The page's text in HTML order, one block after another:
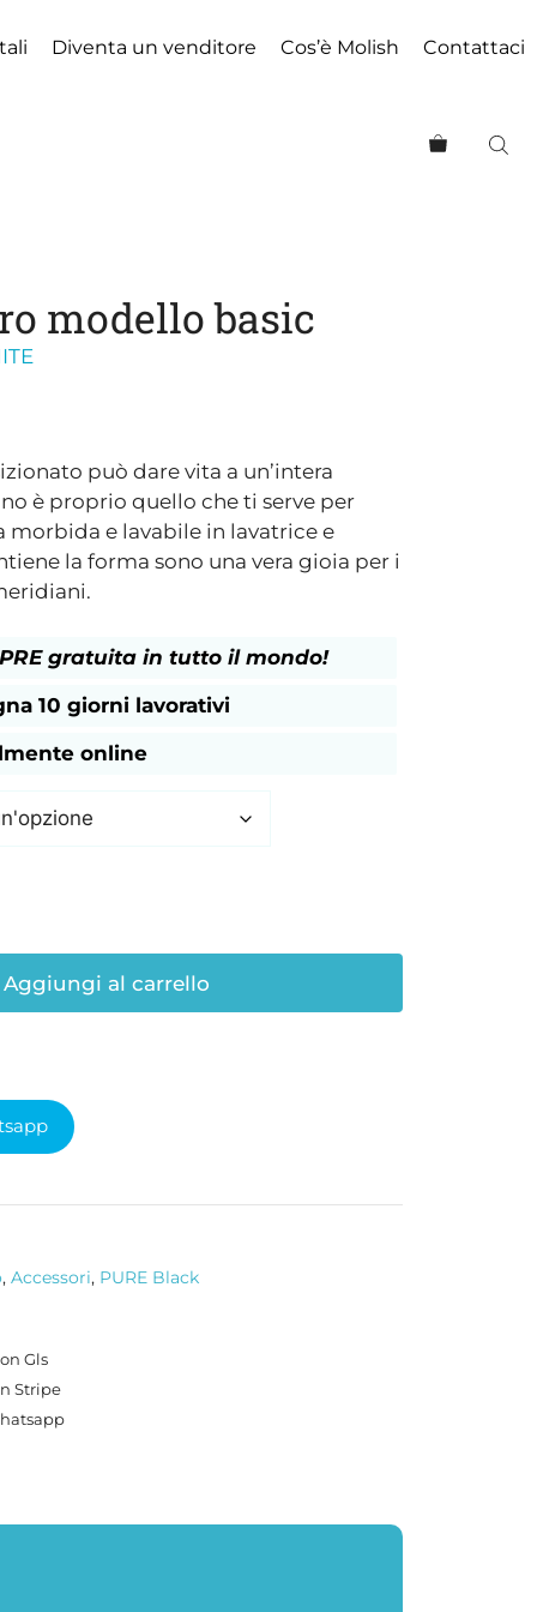
Diventa un venditore Cos’è Molish Contattaci
modello basic
può dare vita a un’intera
è proprio quello che ti serve per
morbida e lavabile in lavatrice e
la forma sono una vera gioia per i
gratuita in tutto il mondo!
10 giorni lavorativi
online
Aggiungi al carrello
, Accessori, PURE Black
Gls
Stripe
€37,00